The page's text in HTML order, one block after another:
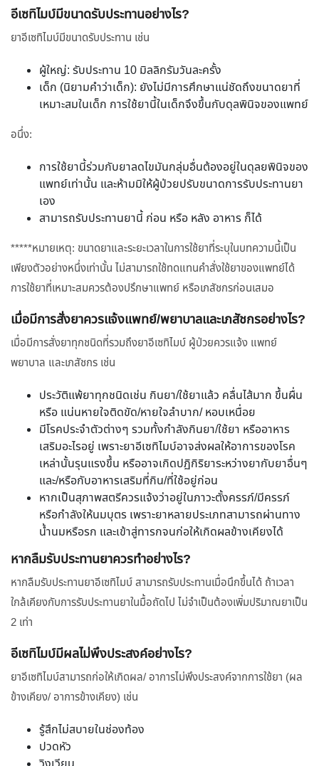
อีเซทิไมบ์มีขนาดรับประทานอย่างไร?
ยาอีเซทิไมบ์มีขนาดรับประทาน เช่น
ผู้ใหญ่: รับประทาน 10 มิลลิกรัมวันละครั้ง
เด็ก (นิยามคำว่าเด็ก): ยังไม่มีการศึกษาแน่ชัดถึงขนาดยาที่
เหมาะสมในเด็ก การใช้ยานี้ในเด็กจึงขึ้นกับดุลพินิจของแพทย์
อนึ่ง:
การใช้ยานี้ร่วมกับยาลดไขมันกลุ่มอื่นต้องอยู่ในดุลยพินิจของ
แพทย์เท่านั้น และห้ามมิให้ผู้ป่วยปรับขนาดการรับประทานยา
เอง
สามารถรับประทานยานี้ ก่อน หรือ หลัง อาหาร ก็ได้
*****หมายเหตุ: ขนาดยาและระยะเวลาในการใช้ยาที่ระบุในบทความนี้เป็น
เพียงตัวอย่างหนึ่งเท่านั้น ไม่สามารถใช้ทดแทนคำสั่งใช้ยาของแพทย์ได้
การใช้ยาที่เหมาะสมควรต้องปรึกษาแพทย์ หรือเภสัชกรก่อนเสมอ
เมื่อมีการสั่งยาควรแจ้งแพทย์/พยาบาลและเภสัชกรอย่างไร?
เมื่อมีการสั่งยาทุกชนิดที่รวมถึงยาอีเซทิไมบ์ ผู้ป่วยควรแจ้ง แพทย์
พยาบาล และเภสัชกร เช่น
ประวัติแพ้ยาทุกชนิดเช่น กินยา/ใช้ยาแล้ว คลื่นไส้มาก ขึ้นผื่น
หรือ แน่นหายใจติดขัด/หายใจลำบาก/ หอบเหนื่อย
มีโรคประจำตัวต่างๆ รวมทั้งกำลังกินยา/ใช้ยา หรืออาหาร
เสริมอะไรอยู่ เพราะยาอีเซทิไมบ์อาจส่งผลให้อาการของโรค
เหล่านั้นรุนแรงขึ้น หรืออาจเกิดปฏิกิริยาระหว่างยากับยาอื่นๆ
และ/หรือกับอาหารเสริมที่กิน/ที่ใช้อยู่ก่อน
หากเป็นสุภาพสตรีควรแจ้งว่าอยู่ในภาวะตั้งครรภ์/มีครรภ์
หรือกำลังให้นมบุตร เพราะยาหลายประเภทสามารถผ่านทาง
น้ำนมหรือรก และเข้าสู่ทารกจนก่อให้เกิดผลข้างเคียงได้
หากลืมรับประทานยาควรทำอย่างไร?
หากลืมรับประทานยาอีเซทิไมบ์ สามารถรับประทานเมื่อนึกขึ้นได้ ถ้าเวลา
ใกล้เคียงกับการรับประทานยาในมื้อถัดไป ไม่จำเป็นต้องเพิ่มปริมาณยาเป็น
2 เท่า
อีเซทิไมบ์มีผลไม่พึงประสงค์อย่างไร?
ยาอีเซทิไมบ์สามารถก่อให้เกิดผล/ อาการไม่พึงประสงค์จากการใช้ยา (ผล
ข้างเคียง/ อาการข้างเคียง) เช่น
รู้สึกไม่สบายในช่องท้อง
ปวดหัว